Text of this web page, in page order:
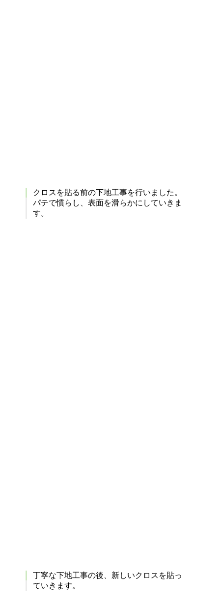
クロスを貼る前の下地工事を行いました。
パテで慣らし、表面を滑らかにしていきま
す。
丁寧な下地工事の後、新しいクロスを貼っ
ていきます。